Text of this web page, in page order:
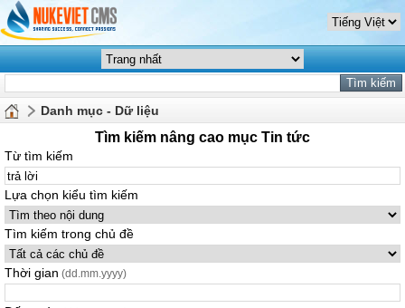
Danh mục - Dữ liệu
Tìm kiếm nâng cao mục Tin tức
Từ tìm kiếm
Lựa chọn kiểu tìm kiếm
Tìm kiếm trong chủ đề
Thời gian (dd.mm.yyyy)